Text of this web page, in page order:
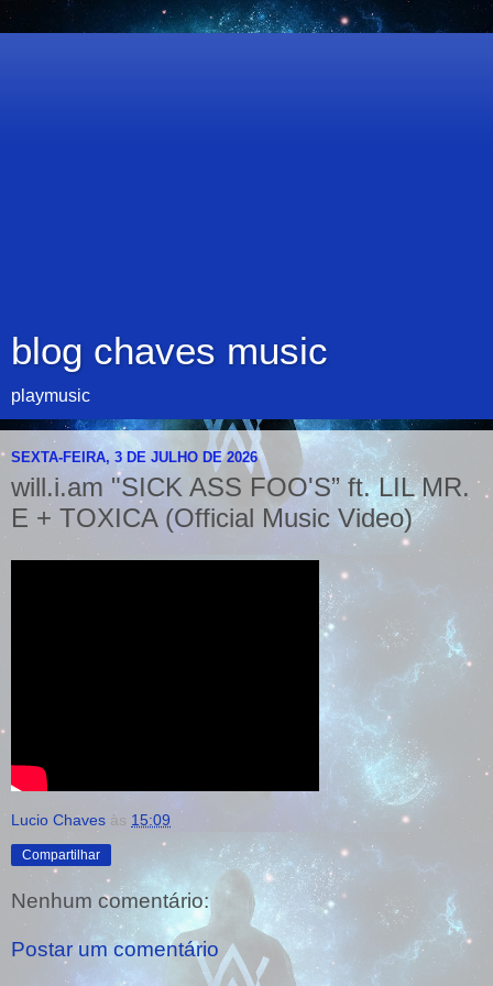
blog chaves music
playmusic
SEXTA-FEIRA, 3 DE JULHO DE 2026
will.i.am "SICK ASS FOO'S” ft. LIL MR.
E + TOXICA (Official Music Video)
Lucio Chaves às 15:09
Compartilhar
Nenhum comentário:
Postar um comentário